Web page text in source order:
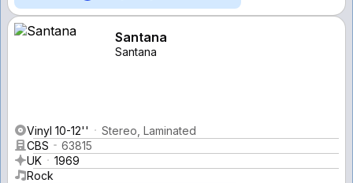
Santana
Santana
Vinyl 10-12''
Stereo, Laminated
CBS
63815
UK
1969
Rock